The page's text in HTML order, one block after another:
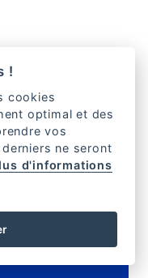
à la
!
cookies
optimal et des
vos
ne seront
d'informations